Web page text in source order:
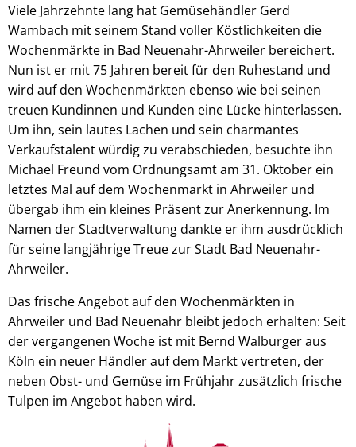
Viele Jahrzehnte lang hat Gemüsehändler Gerd
Wambach mit seinem Stand voller Köstlichkeiten die
Wochenmärkte in Bad Neuenahr-Ahrweiler bereichert.
Nun ist er mit 75 Jahren bereit für den Ruhestand und
wird auf den Wochenmärkten ebenso wie bei seinen
treuen Kundinnen und Kunden eine Lücke hinterlassen.
Um ihn, sein lautes Lachen und sein charmantes
Verkaufstalent würdig zu verabschieden, besuchte ihn
Michael Freund vom Ordnungsamt am 31. Oktober ein
letztes Mal auf dem Wochenmarkt in Ahrweiler und
übergab ihm ein kleines Präsent zur Anerkennung. Im
Namen der Stadtverwaltung dankte er ihm ausdrücklich
für seine langjährige Treue zur Stadt Bad Neuenahr-
Ahrweiler.
Das frische Angebot auf den Wochenmärkten in
Ahrweiler und Bad Neuenahr bleibt jedoch erhalten: Seit
der vergangenen Woche ist mit Bernd Walburger aus
Köln ein neuer Händler auf dem Markt vertreten, der
neben Obst- und Gemüse im Frühjahr zusätzlich frische
Tulpen im Angebot haben wird.